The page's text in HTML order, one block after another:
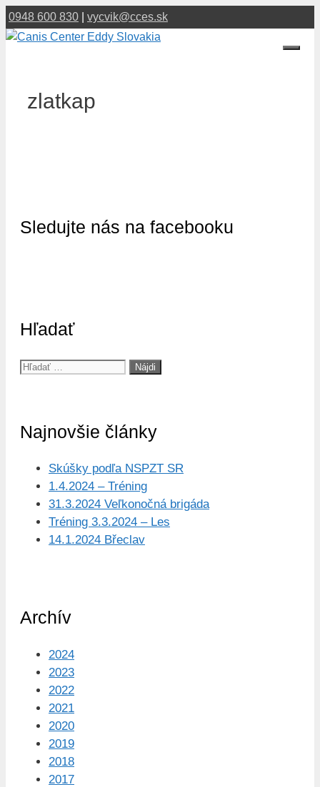
Preskočiť
na
0948 600 830 vycvik@cces.sk
zlatkap
Sledujte nás na facebooku
Hľadať
Hľadať:
Najnovšie články
Skúšky podľa NSPZT SR
1.4.2024 – Tréning
31.3.2024 Veľkonočná brigáda
Tréning 3.3.2024 – Les
14.1.2024 Břeclav
Archív
2024
2023
2022
2021
2020
2019
2018
2017